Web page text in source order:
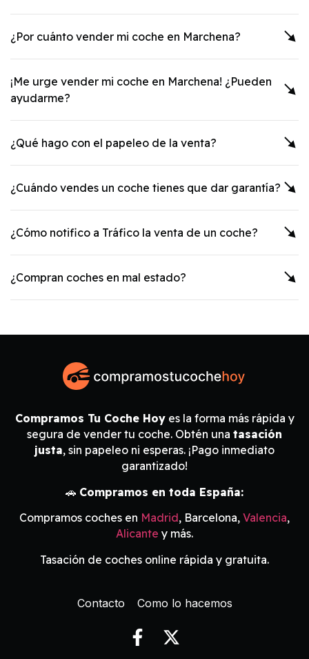
¿Por cuánto vender mi coche en Marchena?
¡Me urge vender mi coche en Marchena! ¿Pueden
ayudarme?
¿Qué hago con el papeleo de la venta?
¿Cuándo vendes un coche tienes que dar garantía?
¿Cómo notifico a Tráfico la venta de un coche?
¿Compran coches en mal estado?
Compramos Tu Coche Hoyes la forma más rápida y
segura de vender tu coche. Obtén una tasación
justa, sin papeleo ni esperas. ¡Pago inmediato
garantizado!
🚗 Compramos en toda España:
Compramos coches en Madrid, Barcelona, Valencia,
Alicante y más.
Tasación de coches online rápida y gratuita.
Contacto Como lo hacemos